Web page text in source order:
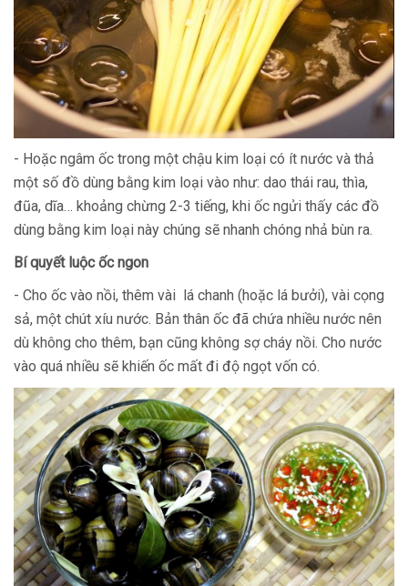
- Hoặc ngâm ốc trong một chậu kim loại có ít nước và thả
một số đồ dùng bằng kim loại vào như: dao thái rau, thìa,
đũa, dĩa… khoảng chừng 2-3 tiếng, khi ốc ngửi thấy các đồ
dùng bằng kim loại này chúng sẽ nhanh chóng nhả bùn ra.
Bí quyết luộc ốc ngon
- Cho ốc vào nồi, thêm vài lá chanh (hoặc lá bưởi), vài cọng
sả, một chút xíu nước. Bản thân ốc đã chứa nhiều nước nên
dù không cho thêm, bạn cũng không sợ cháy nồi. Cho nước
vào quá nhiều sẽ khiến ốc mất đi độ ngọt vốn có.